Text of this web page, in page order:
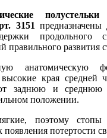
полустельки
3151 предназначены
продольного
правильного развития
анатомическую
края средней
заднюю и среднюю
положении.
поэтому стопы
появления потертости